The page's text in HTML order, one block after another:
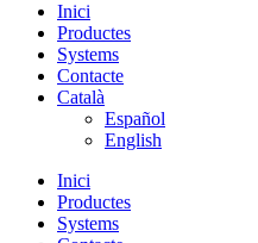
Inici
Productes
Systems
Contacte
Català
Español
English
Inici
Productes
Systems